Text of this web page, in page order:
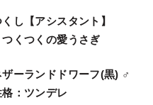
くし【アシスタント】
つくつくの愛うさぎ
ザーランドドワーフ(黒) ♂
格：ツンデレ